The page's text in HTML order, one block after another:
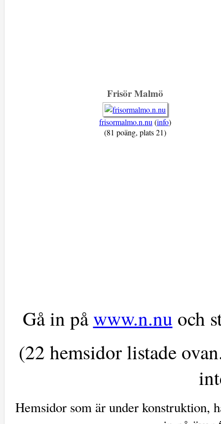
Frisör Malmö
frisormalmo.n.nu (info)
(81 poäng, plats 21)
Gå in påwww.n.nu och
(22 hemsidor listade
Hemsidor som är under konstruktion,